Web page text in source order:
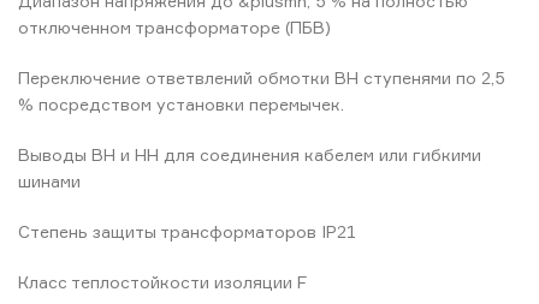
отключенном трансформаторе (ПБВ)
Переключение ответвлений обмотки ВН ступенями по 2,5
% посредством установки перемычек.
Выводы ВН и НН для соединения кабелем или гибкими
шинами
Степень защиты трансформаторов IP21
Класс теплостойкости изоляции F